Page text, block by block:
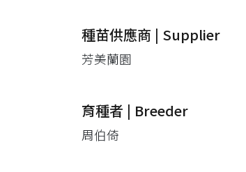
種苗供應商 | Supplier
芳美蘭園
育種者 | Breeder
周伯倚